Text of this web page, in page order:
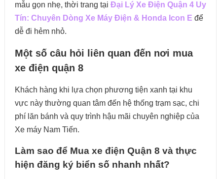
mẫu gọn nhẹ, thời trang tại Đại Lý Xe Điện Quận 4 Uy
Tín: Chuyên Dòng Xe Máy Điện & Honda Icon E để
dễ đi hẻm nhỏ.
Một số câu hỏi liên quan đến nơi mua
xe điện quận 8
Khách hàng khi lựa chọn phương tiện xanh tại khu
vực này thường quan tâm đến hệ thống trạm sạc, chi
phí lăn bánh và quy trình hậu mãi chuyên nghiệp của
Xe máy Nam Tiến.
Làm sao để Mua xe điện Quận 8 và thực
hiện đăng ký biển số nhanh nhất?